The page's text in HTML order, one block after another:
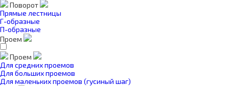
Поворот
Прямые лестницы
Г-образные
П-образные
Проем
Проем
Для средних проемов
Для больших проемов
Для маленьких проемов (гусиный шаг)